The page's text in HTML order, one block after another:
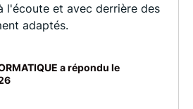
l'écoute et avec derrière des
adaptés.
a répondu le